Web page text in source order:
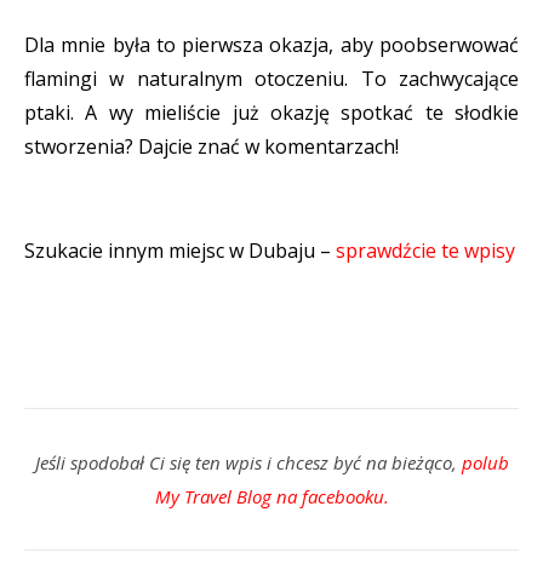
Dla mnie była to pierwsza okazja, aby poobserwować
flamingi w naturalnym otoczeniu. To zachwycające
ptaki. A wy mieliście już okazję spotkać te słodkie
stworzenia? Dajcie znać w komentarzach!
Szukacie innym miejsc w Dubaju – sprawdźcie te wpisy
Jeśli spodobał Ci się ten wpis i chcesz być na bieżąco, polub
My Travel Blog na facebooku.